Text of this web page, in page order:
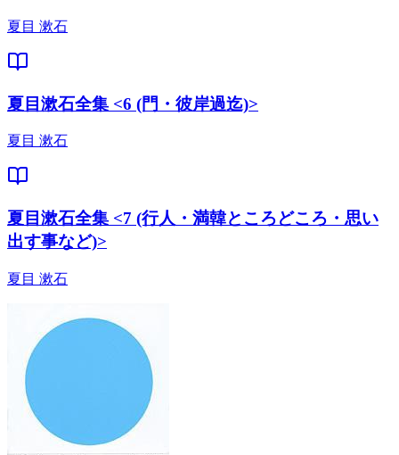
夏目 漱石
夏目漱石全集 <6 (門・彼岸過迄)>
夏目 漱石
夏目漱石全集 <7 (行人・満韓ところどころ・思い
出す事など)>
夏目 漱石